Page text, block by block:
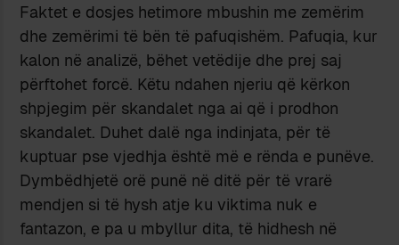
Faktet e dosjes hetimore mbushin me zemërim
dhe zemërimi të bën të pafuqishëm. Pafuqia, kur
kalon në analizë, bëhet vetëdije dhe prej saj
përftohet forcë. Këtu ndahen njeriu që kërkon
shpjegim për skandalet nga ai që i prodhon
skandalet. Duhet dalë nga indinjata, për të
kuptuar pse vjedhja është më e rënda e punëve.
Dymbëdhjetë orë punë në ditë për të vrarë
mendjen si të hysh atje ku viktima nuk e
fantazon, e pa u mbyllur dita, të hidhesh në